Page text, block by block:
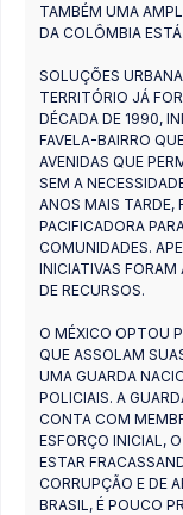
TAMBÉM UMA
DA COLÔMBIA
SOLUÇÕES
TERRITÓRIO JÁ
DÉCADA DE 1990,
FAVELA-BAIRRO
AVENIDAS QUE
SEM A
ANOS MAIS TARDE,
PACIFICADORA
COMUNIDADES.
INICIATIVAS FORAM
DE RECURSOS.
O MÉXICO OPTOU
QUE ASSOLAM
UMA GUARDA
POLICIAIS. A
CONTA COM
ESFORÇO INICIAL,
ESTAR
CORRUPÇÃO E DE
BRASIL, É POUCO